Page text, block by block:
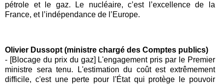
pétrole et le gaz. Le nucléaire, c’est l’excellence de la
France, et l’indépendance de l’Europe.
Olivier Dussopt (ministre chargé des Comptes publics)
- [Blocage du prix du gaz] L'engagement pris par le Premier
ministre sera tenu. L'estimation du coût est extrêmement
difficile, c'est une perte pour l'État qui protège le pouvoir